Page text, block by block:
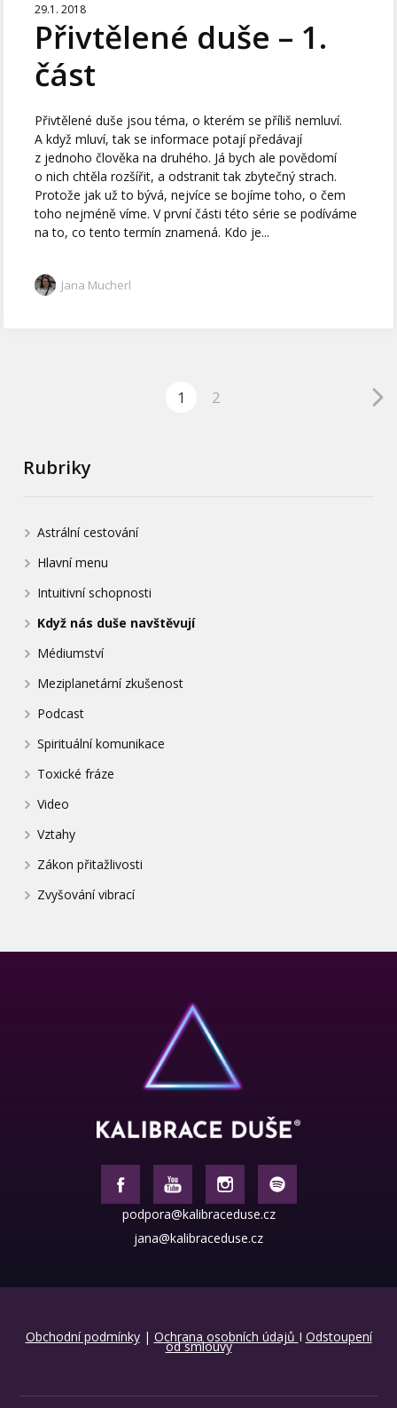
29.1. 2018
Přivtělené duše – 1.
část
Přivtělené duše jsou téma, o kterém se příliš nemluví.
A když mluví, tak se informace potají předávají
z jednoho člověka na druhého. Já bych ale povědomí
o nich chtěla rozšířit, a odstranit tak zbytečný strach.
Protože jak už to bývá, nejvíce se bojíme toho, o čem
toho nejméně víme. V první části této série se podíváme
na to, co tento termín znamená. Kdo je...
Jana Mucherl
1 2
Rubriky
Astrální cestování
Hlavní menu
Intuitivní schopnosti
Když nás duše navštěvují
Médiumství
Meziplanetární zkušenost
Podcast
Spirituální komunikace
Toxické fráze
Video
Vztahy
Zákon přitažlivosti
Zvyšování vibrací
podpora@kalibraceduse.cz
jana@kalibraceduse.cz
Obchodní podmínky| Ochrana osobních údajů I Odstoupení
od smlouvy